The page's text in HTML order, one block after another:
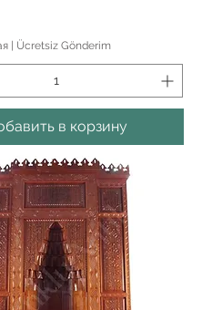
| Ücretsiz Gönderim
в корзину